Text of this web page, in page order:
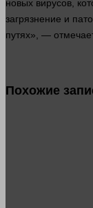
новых вирусов,
загрязнение и
путях», —
Похожие